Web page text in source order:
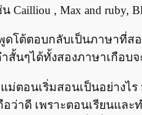
, Max and ruby,
ดโต้ตอบกลับเป็นภาษาที่ส
สั้นๆได้ทั้งสองภาษาเกือบ
ม่ตอนเริ่มสอนเป็นอย่างไ
ว่าดี เพราะตอนเรียนแล